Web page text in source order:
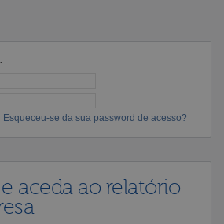
Esqueceu-se da sua password de acesso?
aceda ao relatório